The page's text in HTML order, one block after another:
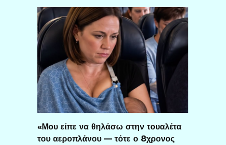
«Μου είπε να θηλάσω στην τουαλέτα
του αεροπλάνου — τότε ο 8χρονος